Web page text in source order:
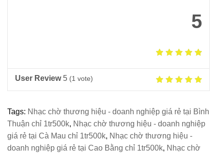
5
User Review 5 (1 vote)
Tags: Nhạc chờ thương hiệu - doanh nghiệp giá rẻ tại Bình
Thuận chỉ 1tr500k, Nhạc chờ thương hiệu - doanh nghiệp
giá rẻ tại Cà Mau chỉ 1tr500k, Nhạc chờ thương hiệu -
doanh nghiệp giá rẻ tại Cao Bằng chỉ 1tr500k, Nhạc chờ